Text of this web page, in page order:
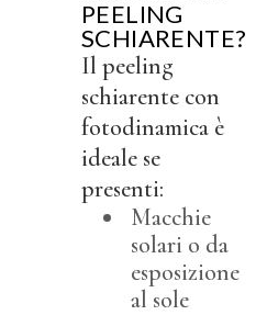
PEELING
SCHIARENTE?
Il peeling
schiarente con
fotodinamica è
ideale se
presenti:
Macchie
solari o da
esposizione
al sole